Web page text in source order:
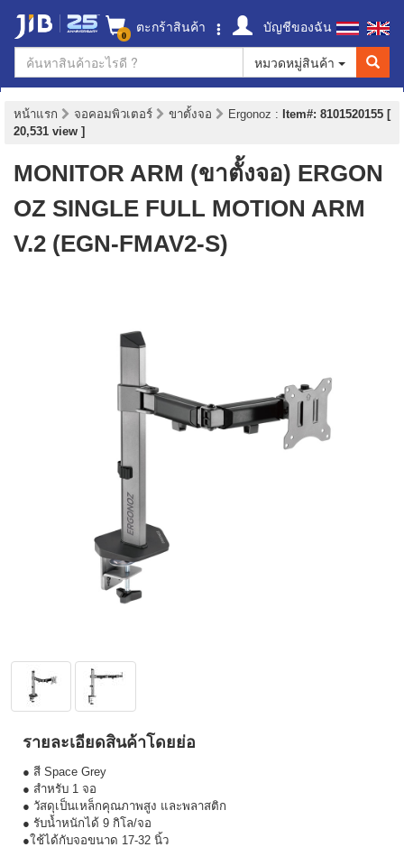
0 ตะกร้าสินค้า
บัญชีของฉัน
หมวดหมู่สินค้า
หน้าแรก จอคอมพิวเตอร์ ขาตั้งจอ Ergonoz : Item#: 8101520155 [
20,531 view ]
MONITOR ARM (ขาตั้งจอ) ERGON
OZ SINGLE FULL MOTION ARM
V.2 (EGN-FMAV2-S)
รายละเอียดสินค้าโดยย่อ
● สี Space Grey
● สำหรับ 1 จอ
● วัสดุเป็นเหล็กคุณภาพสูง และพลาสติก
● รับน้ำหนักได้ 9 กิโล/จอ
●ใช้ได้กับจอขนาด 17-32 นิ้ว